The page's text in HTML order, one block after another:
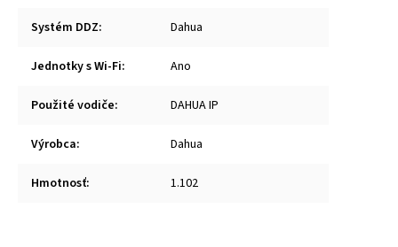
Systém DDZ: Dahua
Jednotky s Wi-Fi: Ano
Použité vodiče: DAHUA IP
Výrobca: Dahua
Hmotnosť: 1.102